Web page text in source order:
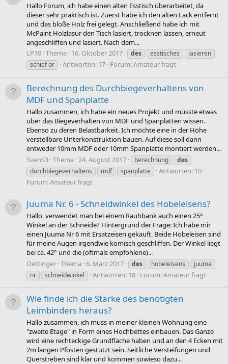
Hallo Forum, ich habe einen alten Esstisch überarbeitet, da
dieser sehr praktisch ist. Zuerst habe ich den alten Lack entfernt
und das bloße Holz frei gelegt. Anschließend habe ich mit
McPaint Holzlasur den Tisch lasiert, trocknen lassen, erneut
angeschliffen und lasiert. Nach dem...
LP10 Thema 16. Oktober 2017 des esstisches
lasieren
schief or
Antworten: 17 Forum:Amateur fragt
Berechnung des Durchbiegeverhaltens von
MDF und Spanplatte
Hallo zusammen, ich habe ein neues Projekt und müsste etwas
über das Biegeverhalten von MDF und Spanplatten wissen.
Ebenso zu deren Belastbarkeit. Ich möchte eine in der Höhe
verstellbare Unterkonstruktion bauen. Auf diese soll dann
entweder 10mm MDF oder 10mm Spanplatte montiert werden...
SvenS3 Thema 24. August 2017 berechnung
des
durchbiegeverhaltens
mdf spanplatte
Antworten: 10
Forum:Amateur fragt
Juuma Nr. 6 - Schneidwinkel des Hobeleisens?
Hallo, verwendet man bei einem Rauhbank auch einen 25°
Winkel an der Schneide? Hintergrund der Frage: Ich habe mir
einen Juuma Nr 6 mit Ersatzeisen gekauft. Beide Hobeleisen sind
für meine Augen irgendwie komisch geschliffen. Der Winkel liegt
bei ca. 42° und die (oftmals empfohlene)...
Oettinger Thema 6. März 2017 des hobeleisens
juuma
nr
schneidwinkel Antworten: 18 Forum:Amateur fragt
Wie finde ich die Stärke des benötigten
Leimbinders heraus?
Hallo zusammen, ich muss in meiner kleinen Wohnung eine
"zweite Etage" in Form eines Hochbettes einbauen. Das Ganze
wird eine rechteckige Grundfläche haben und an den 4 Ecken mit
2m langen Pfosten gestützt sein. Seitliche Versteifungen und
Querstreben sind klar und kommen sowieso dazu...